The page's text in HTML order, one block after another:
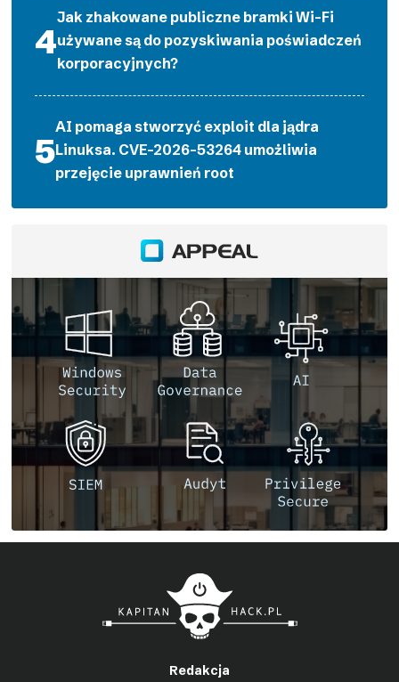
Jak zhakowane publiczne bramki Wi-Fi
używane są do pozyskiwania poświadczeń
korporacyjnych?
AI pomaga stworzyć exploit dla jądra
Linuksa. CVE-2026-53264 umożliwia
przejęcie uprawnień root
Redakcja